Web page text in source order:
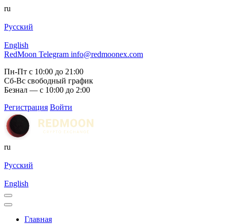
ru
Русский
English
RedMoon Telegram info@redmoonex.com
Пн-Пт с 10:00 до 21:00
Сб-Вс свободный график
Безнал — с 10:00 до 2:00
Регистрация Войти
ru
Русский
English
Главная